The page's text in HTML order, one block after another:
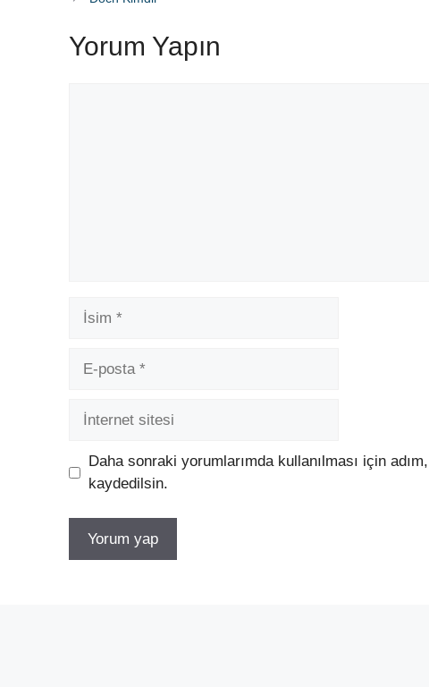
Yorum Yapın
İsim
posta
İnternet
Daha sonraki yorumlarımda kullanılması için
kaydedilsin.